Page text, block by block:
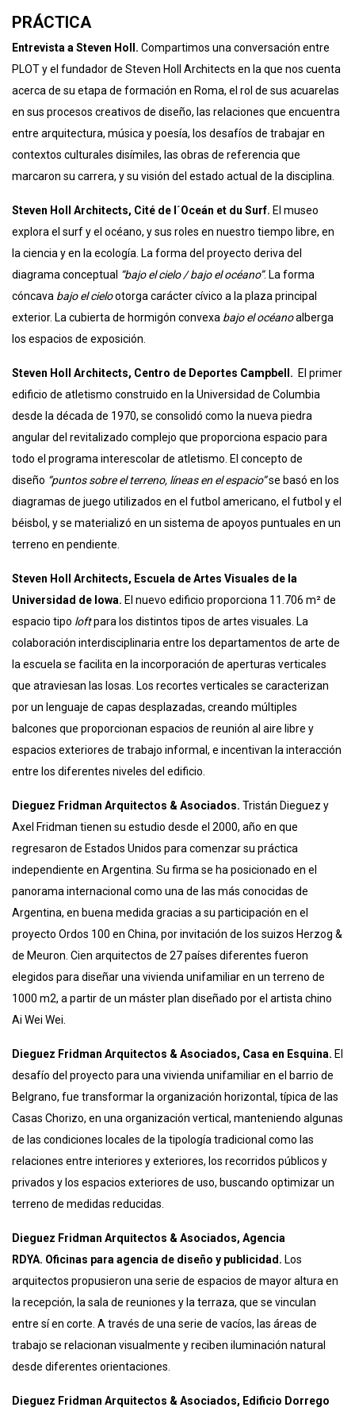
PRÁCTICA
Entrevista a Steven Holl. Compartimos una conversación entre
PLOT y el fundador de Steven Holl Architects en la que nos cuenta
acerca de su etapa de formación en Roma, el rol de sus acuarelas
en sus procesos creativos de diseño, las relaciones que encuentra
entre arquitectura, música y poesía, los desafíos de trabajar en
contextos culturales disímiles, las obras de referencia que
marcaron su carrera, y su visión del estado actual de la disciplina.
Steven Holl Architects, Cité de l´Oceán et du Surf. El museo
explora el surf y el océano, y sus roles en nuestro tiempo libre, en
la ciencia y en la ecología. La forma del proyecto deriva del
diagrama conceptual “bajo el cielo / bajo el océano”. La forma
cóncava bajo el cielootorga carácter cívico a la plaza principal
exterior. La cubierta de hormigón convexa bajo el océanoalberga
los espacios de exposición.
Steven Holl Architects, Centro de Deportes Campbell. El primer
edificio de atletismo construido en la Universidad de Columbia
desde la década de 1970, se consolidó como la nueva piedra
angular del revitalizado complejo que proporciona espacio para
todo el programa interescolar de atletismo. El concepto de
diseño “puntos sobre el terreno, líneas en el espacio”se basó en los
diagramas de juego utilizados en el futbol americano, el futbol y el
béisbol, y se materializó en un sistema de apoyos puntuales en un
terreno en pendiente.
Steven Holl Architects, Escuela de Artes Visuales de la
Universidad de Iowa. El nuevo edificio proporciona 11.706 m² de
espacio tipo loftpara los distintos tipos de artes visuales. La
colaboración interdisciplinaria entre los departamentos de arte de
la escuela se facilita en la incorporación de aperturas verticales
que atraviesan las losas. Los recortes verticales se caracterizan
por un lenguaje de capas desplazadas, creando múltiples
balcones que proporcionan espacios de reunión al aire libre y
espacios exteriores de trabajo informal, e incentivan la interacción
entre los diferentes niveles del edificio.
Dieguez Fridman Arquitectos & Asociados. Tristán Dieguez y
Axel Fridman tienen su estudio desde el 2000, año en que
regresaron de Estados Unidos para comenzar su práctica
independiente en Argentina. Su firma se ha posicionado en el
panorama internacional como una de las más conocidas de
Argentina, en buena medida gracias a su participación en el
proyecto Ordos 100 en China, por invitación de los suizos Herzog &
de Meuron. Cien arquitectos de 27 países diferentes fueron
elegidos para diseñar una vivienda unifamiliar en un terreno de
1000 m2, a partir de un máster plan diseñado por el artista chino
Ai Wei Wei.
Dieguez Fridman Arquitectos & Asociados, Casa en Esquina. El
desafío del proyecto para una vivienda unifamiliar en el barrio de
Belgrano, fue transformar la organización horizontal, típica de las
Casas Chorizo, en una organización vertical, manteniendo algunas
de las condiciones locales de la tipología tradicional como las
relaciones entre interiores y exteriores, los recorridos públicos y
privados y los espacios exteriores de uso, buscando optimizar un
terreno de medidas reducidas.
Dieguez Fridman Arquitectos & Asociados, Agencia
RDYA. Oficinas para agencia de diseño y publicidad. Los
arquitectos propusieron una serie de espacios de mayor altura en
la recepción, la sala de reuniones y la terraza, que se vinculan
entre sí en corte. A través de una serie de vacíos, las áreas de
trabajo se relacionan visualmente y reciben iluminación natural
desde diferentes orientaciones.
Dieguez Fridman Arquitectos & Asociados, Edificio Dorrego